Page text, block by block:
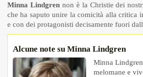
Minna Lindgrennon è la Christie dei
che ha saputo unire la comicità alla critica
e con dei protagonisti decisamente fuori
Alcune note su Minna Lindgren
Minna
melomane e